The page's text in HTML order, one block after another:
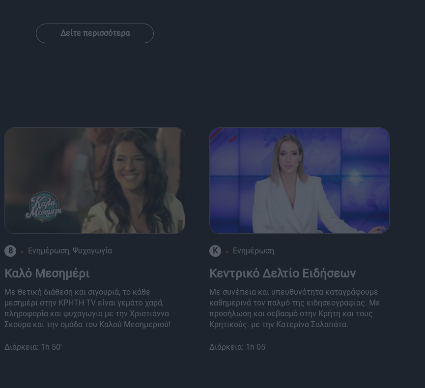
Δείτε περισσότερα
8 Ενημέρωση, Ψυχαγωγία
Καλό Μεσημέρι
Με θετική διάθεση και σιγουριά, το κάθε
μεσημέρι στην ΚΡΗΤΗ TV είναι γεμάτο χαρά,
πληροφορία και ψυχαγωγία με την Χριστιάννα
Σκούρα και την ομάδα του Καλού Μεσημεριού!
Διάρκεια: 1h 50'
K Ενημέρωση
Κεντρικό Δελτίο Ειδήσεων
Με συνέπεια και υπευθυνότητα καταγράφουμε
καθημερινά τον παλμό της ειδησεογραφίας. Με
προσήλωση και σεβασμό στην Κρήτη και τους
Κρητικούς. με την Κατερίνα Σαλαπάτα.
Διάρκεια: 1h 05'